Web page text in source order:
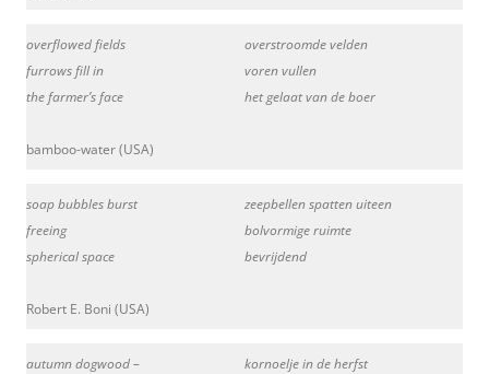
overflowed fields
furrows fill in
the farmer’s face
bamboo-water (USA)
overstroomde velden
voren vullen
het gelaat van de boer
soap bubbles burst
freeing
spherical space
Robert E. Boni (USA)
zeepbellen spatten uiteen
bolvormige ruimte
bevrijdend
autumn dogwood –
kornoelje in de herfst